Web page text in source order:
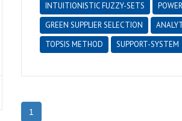
INTUITIONISTIC FUZZY-SETS
GREEN SUPPLIER SELECTION
TOPSIS METHOD
SUPPORT-SYSTEM
1